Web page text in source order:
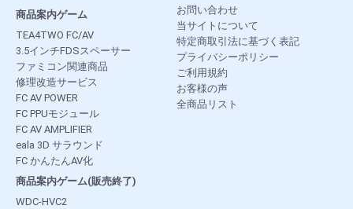
商品案内ゲーム
TEA4TWO FC/AV
3.5インチFDSスペーサー
ファミコン関連商品
修理改造サービス
FC AV POWER
FC PPUモジュール
FC AV AMPLIFIER
eala 3D サラウンド
FC かんたんAV化
商品案内ゲーム(販売終了)
WDC-HVC2
お問い合わせ
当サイトについて
特定商取引法に基づく表記
プライバシーポリシー
ご利用規約
お客様の声
全商品リスト